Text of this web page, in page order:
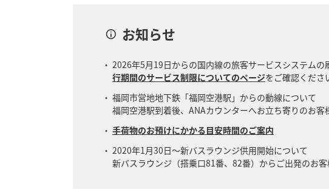
お知らせ
2026年5月19日からの国内線の旅客サービスシステム
行期間のサービス制限についてのページをご確認くださ
福岡市営地地下鉄「福岡空港駅」からの動線について
福岡空港駅到着後、ANAカウンターへお立ち寄りのお客
手荷物のお預けにかかる目安時間のご案内
2020年1月30日～新バスラウンジ供用開始について
新バスラウンジ（搭乗口81番、82番）からご出発のお